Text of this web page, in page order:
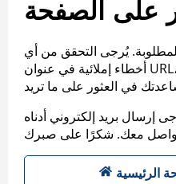
على الصفحة
يُرجى التحقق من أي
أخطاء إملائية في عنوان URL، أو عرض خريطة الموقع
بريد إلكتروني أدناه
الرئيسية